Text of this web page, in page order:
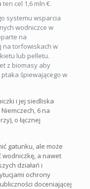
cel 1,6 mln €.
systemu wsparcia
wodniczce w
na
na torfowiskach w
lub pelletu.
z biomasy aby
śpiewającego w
i jej siedliska
6 na
o łącznej
gatunku, ale może
wodniczkę, a nawet
działań i
ochrony
doceniającej